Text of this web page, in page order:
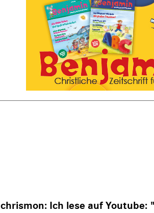
chrismon: Ich lese auf